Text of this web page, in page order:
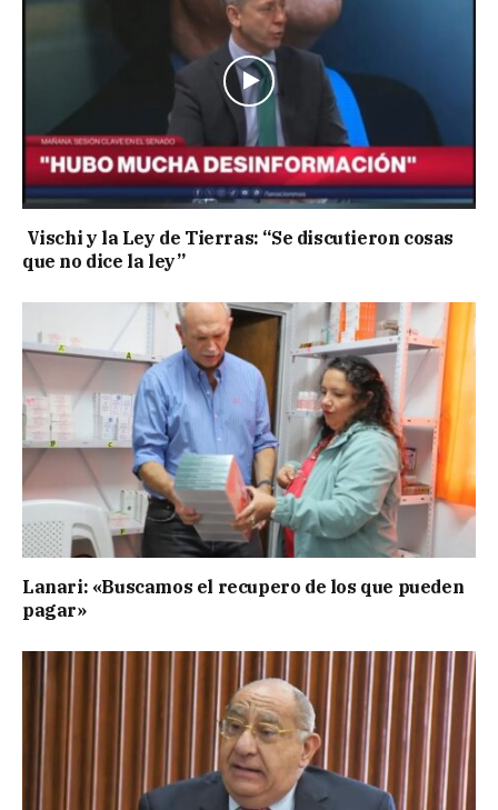
Vischi y la Ley de Tierras: “Se discutieron cosas
que no dice la ley”
Lanari: «Buscamos el recupero de los que pueden
pagar»